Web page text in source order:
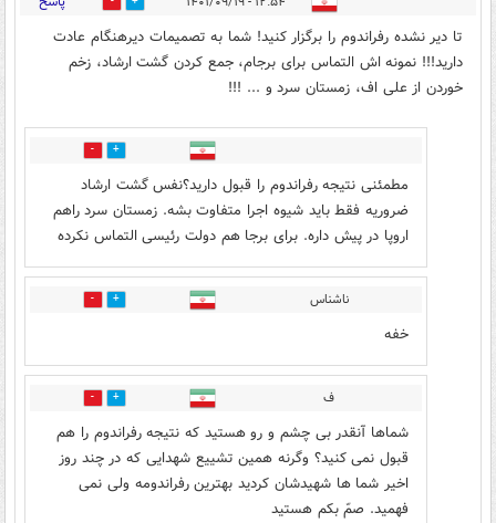
تا دیر نشده رفراندوم را برگزار کنید! شما به تصمیمات دیرهنگام عادت
دارید!!! نمونه اش التماس برای برجام، جمع کردن گشت ارشاد، زخم
خوردن از علی اف، زمستان سرد و ... !!!
34
مطمئنی نتیجه رفراندوم را قبول دارید؟نفس گشت ارشاد
ضروریه فقط باید شیوه اجرا متفاوت بشه. زمستان سرد راهم
اروپا در پیش داره. برای برجا هم دولت رئیسی التماس نکرده
ناشناس 6
خفه
ف 15
شماها آنقدر بی چشم و رو هستید که نتیجه رفراندوم را هم
قبول نمی کنید؟ وگرنه همین تشییع شهدایی که در چند روز
اخیر شما ها شهیدشان کردید بهترین رفراندومه ولی نمی
فهمید. صمّ بکم هستید